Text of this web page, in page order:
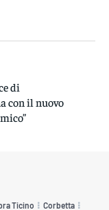
di
con il nuovo
Ticino Corbetta